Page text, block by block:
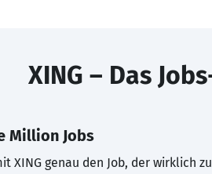
XING – Das
Million Jobs
XING genau den Job, der wirklich